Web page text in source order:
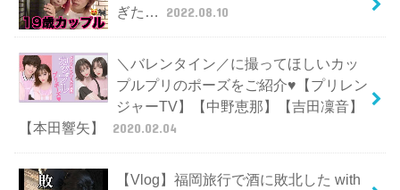
ぎた…
2022.08.10
＼バレンタイン／に撮ってほしいカッ
プルプリのポーズをご紹介♥【プリレン
ジャーTV】【中野恵那】【吉田凜音】
【本田響矢】
2020.02.04
【Vlog】福岡旅行で酒に敗北した with